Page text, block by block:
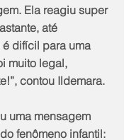
Ela reagiu super
até
difícil para uma
muito legal,
contou Ildemara.
fenômeno infantil: